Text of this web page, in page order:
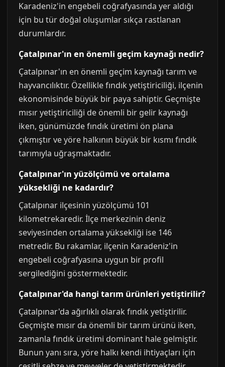
Karadeniz'in engebeli coğrafyasında yer aldığı
için bu tür doğal oluşumlar sıkça rastlanan
durumlardır.
Çatalpınar'ın en önemli geçim kaynağı nedir?
Çatalpınar'ın en önemli geçim kaynağı tarım ve
hayvancılıktır. Özellikle fındık yetiştiriciliği, ilçenin
ekonomisinde büyük bir paya sahiptir. Geçmişte
mısır yetiştiriciliği de önemli bir gelir kaynağı
iken, günümüzde fındık üretimi ön plana
çıkmıştır ve yöre halkının büyük bir kısmı fındık
tarımıyla uğraşmaktadır.
Çatalpınar'ın yüzölçümü ve ortalama
yüksekliği ne kadardır?
Çatalpınar ilçesinin yüzölçümü 101
kilometrekaredir. İlçe merkezinin deniz
seviyesinden ortalama yüksekliği ise 146
metredir. Bu rakamlar, ilçenin Karadeniz'in
engebeli coğrafyasına uygun bir profil
sergilediğini göstermektedir.
Çatalpınar'da hangi tarım ürünleri yetiştirilir?
Çatalpınar'da ağırlıklı olarak fındık yetiştirilir.
Geçmişte mısır da önemli bir tarım ürünü iken,
zamanla fındık üretimi dominant hale gelmiştir.
Bunun yanı sıra, yöre halkı kendi ihtiyaçları için